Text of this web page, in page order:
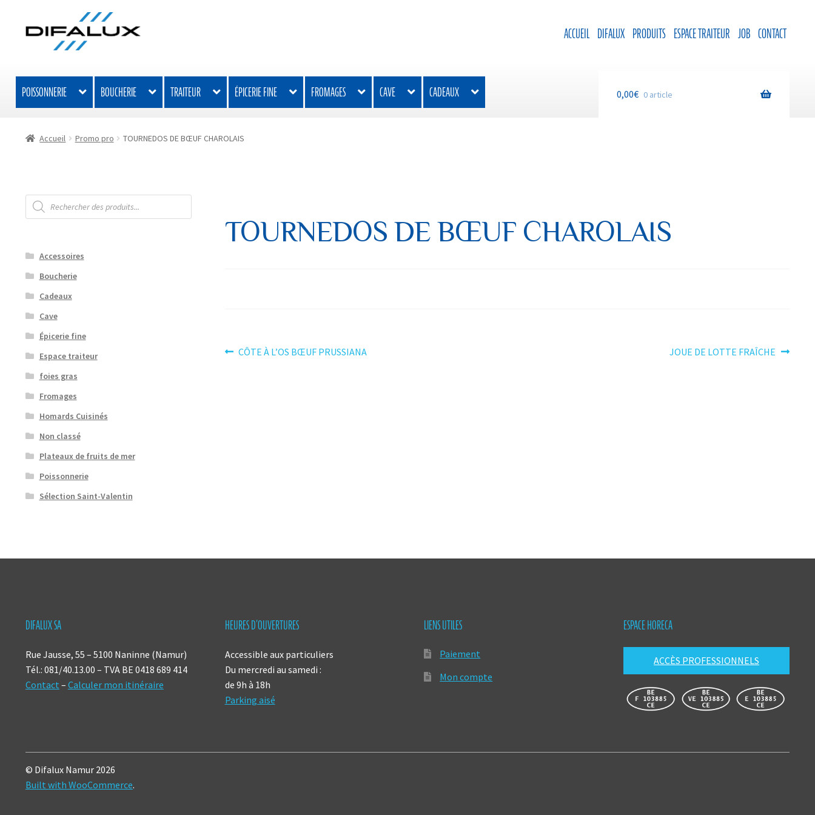
à
au
contenu
ACCUEIL DIFALUX PRODUITS ESPACE TRAITEUR JOB CONTACT
POISSONNERIE BOUCHERIE TRAITEUR ÉPICERIE FINE FROMAGES CAVE CADEAUX 0,00€ 0 article
Accueil Promo pro TOURNEDOS DE BŒUF CHAROLAIS
TOURNEDOS DE BŒUF CHAROLAIS
Navigation
Article
CÔTE À L’OS BŒUF PRUSSIANA
Article
JOUE DE LOTTE FRAÎCHE
Recherche
de
produits
Accessoires
Boucherie
Cadeaux
Cave
Épicerie fine
Espace traiteur
foies gras
Fromages
Homards Cuisinés
Non classé
Plateaux de fruits de mer
Poissonnerie
Sélection Saint-Valentin
DIFALUX SA
Rue Jausse, 55 – 5100 Naninne (Namur)
Tél.: 081/40.13.00 – TVA BE 0418 689 414
Contact – Calculer mon itinéraire
HEURES D’OUVERTURES
Accessible aux particuliers
Du mercredi au samedi :
de 9h à 18h
Parking aisé
LIENS UTILES
Paiement
Mon compte
ESPACE HORECA
ACCÈS PROFESSIONNELS
© Difalux Namur 2026
Built with WooCommerce.